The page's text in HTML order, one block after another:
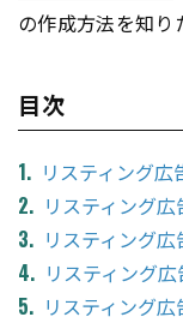
の作成方法を知り
目次
リスティング
リスティング
リスティング
リスティング
リスティング